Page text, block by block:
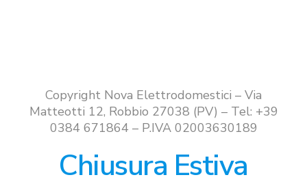
Copyright Nova Elettrodomestici – Via
Matteotti 12, Robbio 27038 (PV) – Tel: +39
0384 671864 – P.IVA 02003630189
Chiusura Estiva